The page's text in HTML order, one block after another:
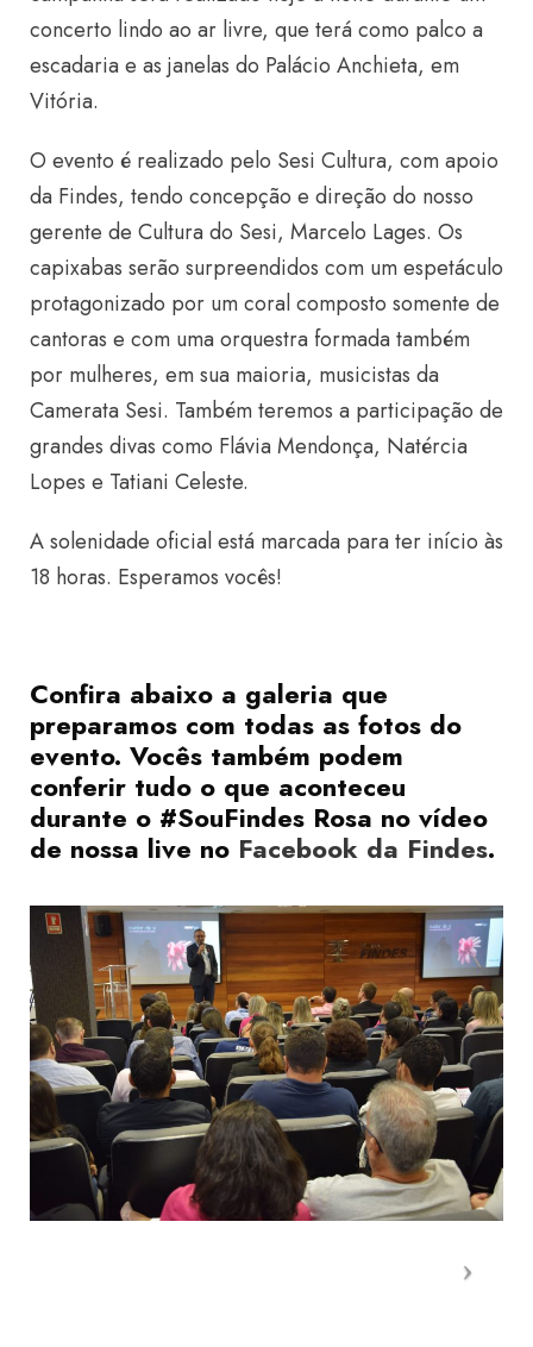
concerto lindo ao ar livre, que terá como palco a
escadaria e as janelas do Palácio Anchieta, em
Vitória.
O evento é realizado pelo Sesi Cultura, com apoio
da Findes, tendo concepção e direção do nosso
gerente de Cultura do Sesi, Marcelo Lages. Os
capixabas serão surpreendidos com um espetáculo
protagonizado por um coral composto somente de
cantoras e com uma orquestra formada também
por mulheres, em sua maioria, musicistas da
Camerata Sesi. Também teremos a participação de
grandes divas como Flávia Mendonça, Natércia
Lopes e Tatiani Celeste.
A solenidade oficial está marcada para ter início às
18 horas. Esperamos vocês!
Confira abaixo a galeria que
preparamos com todas as fotos do
evento. Vocês também podem
conferir tudo o que aconteceu
durante o #SouFindes Rosa no vídeo
de nossa live no Facebook da Findes.